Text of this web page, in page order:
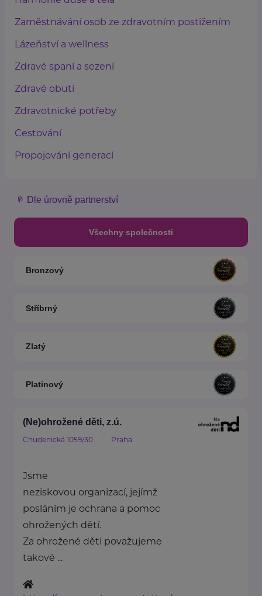
Zaměstnávání osob ze zdravotním postižením
Lázeňství a wellness
Zdravé spaní a sezení
Zdravé obutí
Zdravotnické potřeby
Cestování
Propojování generací
Dle úrovně partnerství
Všechny společnosti
Bronzový
Stříbrný
Zlatý
Platinový
(Ne)ohrožené děti, z.ú.
Chudenická 1059/30 Praha
Jsme
neziskovou organizací, jejímž
posláním je ochrana a pomoc
ohrožených dětí.
Za ohrožené děti považujeme
takové ...